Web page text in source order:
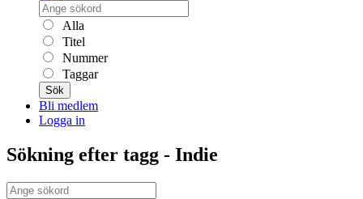
Alla
Titel
Nummer
Taggar
Sök
Bli medlem
Logga in
Sökning efter tagg - Indie